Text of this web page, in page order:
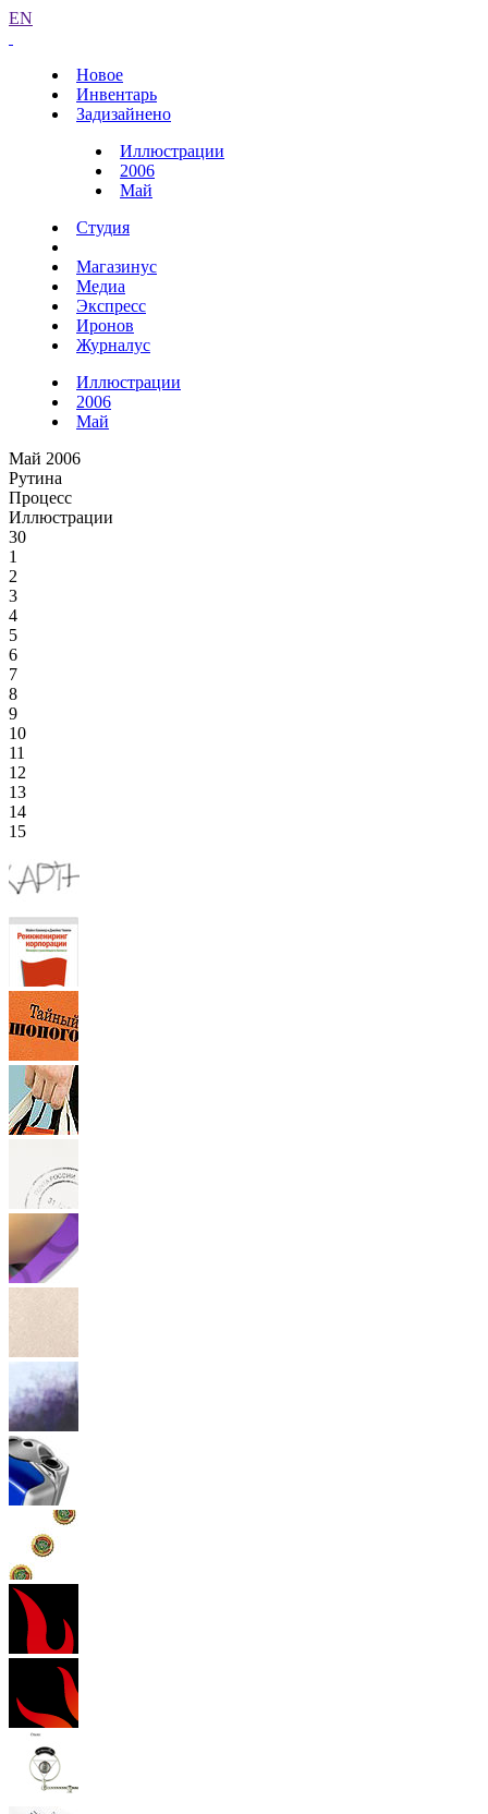
EN
Новое
Инвентарь
Задизайнено
Иллюстрации
2006
Май
Студия
Магазинус
Медиа
Экспресс
Иронов
Журналус
Иллюстрации
2006
Май
Май 2006
Рутина
Процесс
Иллюстрации
30
1
2
3
4
5
6
7
8
9
10
11
12
13
14
15